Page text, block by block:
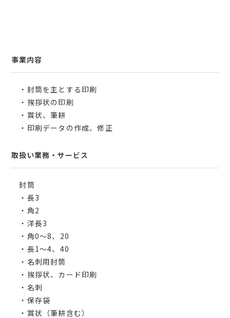
事業内容
・封筒を主とする印刷
・挨拶状の印刷
・賞状、筆耕
・印刷データの作成、修正
取扱い業務・サービス
封筒
・長3
・角2
・洋長3
・角0〜8、20
・長1〜4、40
・名刺用封筒
・挨拶状、カード印刷
・名刺
・保存袋
・賞状（筆耕含む）